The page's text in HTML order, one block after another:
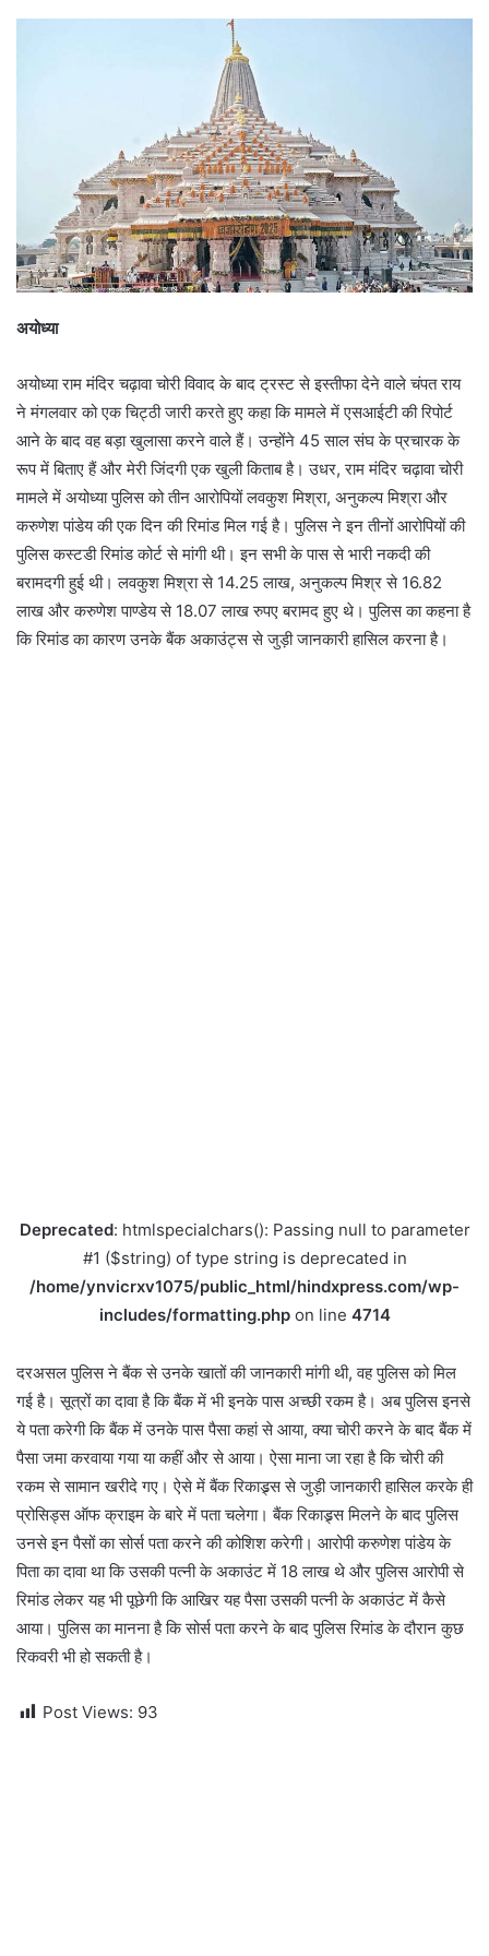
a
i
l
अयोध्या
अयोध्या राम मंदिर चढ़ावा चोरी विवाद के बाद ट्रस्ट से इस्तीफा देने वाले चंपत राय
ने मंगलवार को एक चिट्ठी जारी करते हुए कहा कि मामले में एसआईटी की रिपोर्ट
आने के बाद वह बड़ा खुलासा करने वाले हैं। उन्होंने 45 साल संघ के प्रचारक के
रूप में बिताए हैं और मेरी जिंदगी एक खुली किताब है। उधर, राम मंदिर चढ़ावा चोरी
मामले में अयोध्या पुलिस को तीन आरोपियों लवकुश मिश्रा, अनुकल्प मिश्रा और
करुणेश पांडेय की एक दिन की रिमांड मिल गई है। पुलिस ने इन तीनों आरोपियों की
पुलिस कस्टडी रिमांड कोर्ट से मांगी थी। इन सभी के पास से भारी नकदी की
बरामदगी हुई थी। लवकुश मिश्रा से 14.25 लाख, अनुकल्प मिश्र से 16.82
लाख और करुणेश पाण्डेय से 18.07 लाख रुपए बरामद हुए थे। पुलिस का कहना है
कि रिमांड का कारण उनके बैंक अकाउंट्स से जुड़ी जानकारी हासिल करना है।
Deprecated: htmlspecialchars(): Passing null to parameter
#1 ($string) of type string is deprecated in
/home/ynvicrxv1075/public_html/hindxpress.com/wp-
includes/formatting.phpon line 4714
दरअसल पुलिस ने बैंक से उनके खातों की जानकारी मांगी थी, वह पुलिस को मिल
गई है। सूत्रों का दावा है कि बैंक में भी इनके पास अच्छी रकम है। अब पुलिस इनसे
ये पता करेगी कि बैंक में उनके पास पैसा कहां से आया, क्या चोरी करने के बाद बैंक में
पैसा जमा करवाया गया या कहीं और से आया। ऐसा माना जा रहा है कि चोरी की
रकम से सामान खरीदे गए। ऐसे में बैंक रिकाड्र्स से जुड़ी जानकारी हासिल करके ही
प्रोसिड्स ऑफ क्राइम के बारे में पता चलेगा। बैंक रिकाड्र्स मिलने के बाद पुलिस
उनसे इन पैसों का सोर्स पता करने की कोशिश करेगी। आरोपी करुणेश पांडेय के
पिता का दावा था कि उसकी पत्नी के अकाउंट में 18 लाख थे और पुलिस आरोपी से
रिमांड लेकर यह भी पूछेगी कि आखिर यह पैसा उसकी पत्नी के अकाउंट में कैसे
आया। पुलिस का मानना है कि सोर्स पता करने के बाद पुलिस रिमांड के दौरान कुछ
रिकवरी भी हो सकती है।
Post Views: 93